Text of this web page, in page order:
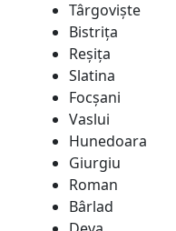
Târgovişte
Bistriţa
Reşiţa
Slatina
Focșani
Vaslui
Hunedoara
Giurgiu
Roman
Bârlad